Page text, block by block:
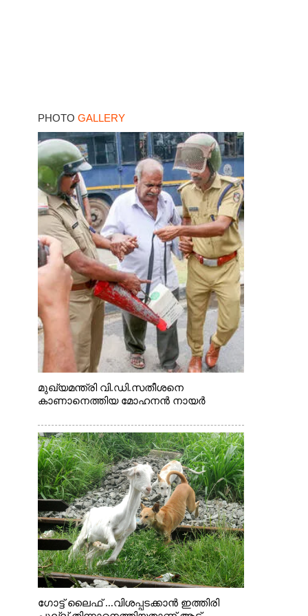
PHOTO GALLERY
മുഖ്യമന്ത്രി വി.ഡി.സതീശനെ
കാണാനെത്തിയ മോഹനൻ നായർ
ഗോട്ട് ലൈഫ് ...വിശപ്പടക്കാൻ ഇത്തിരി